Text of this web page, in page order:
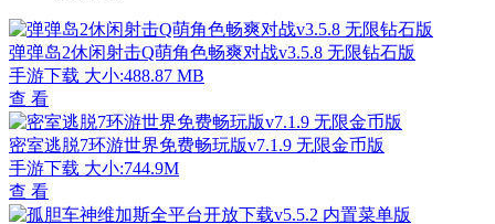
弹弹岛2休闲射击Q萌角色畅爽对战v3.5.8 无限钻石版
手游下载 大小:488.87 MB
查 看
密室逃脱7环游世界免费畅玩版v7.1.9 无限金币版
手游下载 大小:744.9M
查 看